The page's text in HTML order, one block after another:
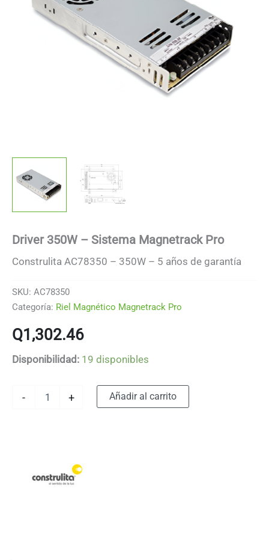
Driver 350W – Sistema Magnetrack Pro
Construlita AC78350 – 350W – 5 años de garantía
SKU: AC78350
Categoría: Riel Magnético Magnetrack Pro
Q1,302.46
Disponibilidad: 19 disponibles
- + Añadir al carrito